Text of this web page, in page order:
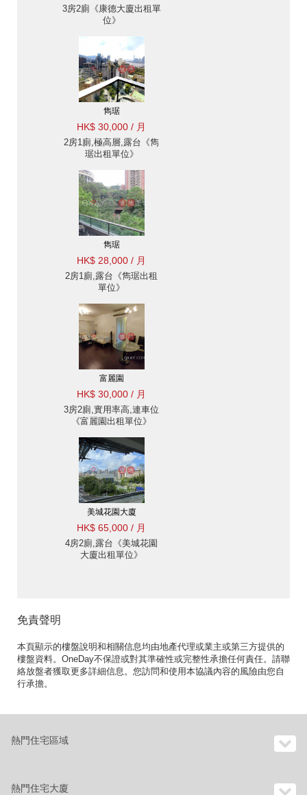
3房2廁《康德大廈出租單
位》
雋琚
HK$ 30,000 / 月
2房1廁,極高層,露台《雋
琚出租單位》
雋琚
HK$ 28,000 / 月
2房1廁,露台《雋琚出租
單位》
富麗園
HK$ 30,000 / 月
3房2廁,實用率高,連車位
《富麗園出租單位》
美城花園大廈
HK$ 65,000 / 月
4房2廁,露台《美城花園
大廈出租單位》
免責聲明
本頁顯示的樓盤說明和相關信息均由地產代理或業主或第三方提供的
樓盤資料。OneDay不保證或對其準確性或完整性承擔任何責任。請聯
絡放盤者獲取更多詳細信息。您訪問和使用本協議內容的風險由您自
行承擔。
熱門住宅區域
熱門住宅大廈